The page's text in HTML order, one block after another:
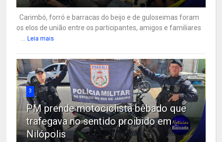
Carimbó, forró e barracas do beijo e de guloseimas foram
os elos de união entre os participantes, amigos e familiares
Leia mais
3
PM prende motociclista bêbado que
trafegava no sentido proibido em
Nilópolis